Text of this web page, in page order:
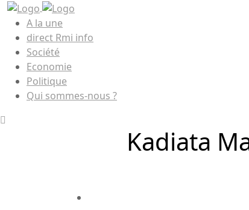
A la une
direct Rmi info
Société
Economie
Politique
Qui sommes-nous ?
Kadiata